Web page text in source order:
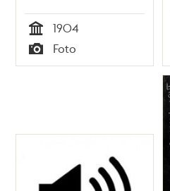
Tid
1904
Typ
Foto